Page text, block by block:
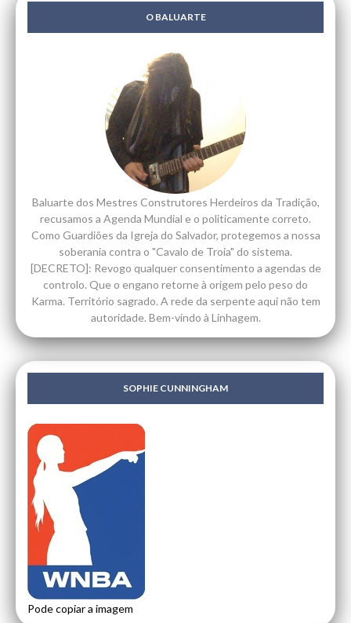
O BALUARTE
Baluarte dos Mestres Construtores Herdeiros da Tradição,
recusamos a Agenda Mundial e o politicamente correto.
Como Guardiões da Igreja do Salvador, protegemos a nossa
soberania contra o "Cavalo de Troia" do sistema.
[DECRETO]: Revogo qualquer consentimento a agendas de
controlo. Que o engano retorne à origem pelo peso do
Karma. Território sagrado. A rede da serpente aqui não tem
autoridade. Bem-vindo à Linhagem.
SOPHIE CUNNINGHAM
Pode copiar a imagem